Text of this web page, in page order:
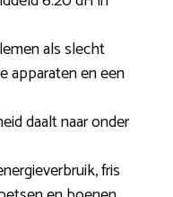
als slecht
apparaten en een
daalt naar onder
fris